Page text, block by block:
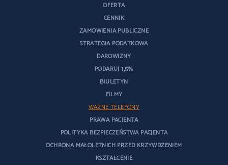
OFERTA
CENNIK
ZAMÓWIENIA PUBLICZNE
STRATEGIA PODATKOWA
DAROWIZNY
PODARUJ 1,5%
BIULETYN
FILMY
WAŻNE TELEFONY
PRAWA PACJENTA
POLITYKA BEZPIECZEŃSTWA PACJENTA
OCHRONA MAŁOLETNICH PRZED KRZYWDZENIEM
KSZTAŁCENIE